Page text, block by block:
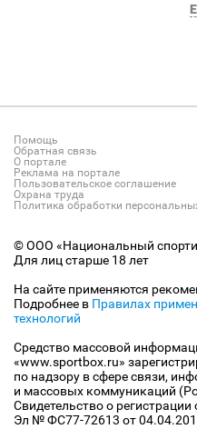
Помощь
Обратная связь
О портале
Реклама на портале
Пользовательское соглашение
Охрана труда
Политика обработки
© ООО «Национальный
Для лиц старше 18 лет
На сайте применяются
Подробнее в Правилах
технологий
Средство массовой
«www.sportbox.ru»
по надзору в сфере связи,
и массовых коммуникаций
Свидетельство о
Эл № ФС77-72613 от